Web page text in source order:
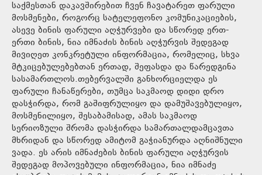
საქმესთან დაკავშირებით ჩვენ ჩავატარეთ ფარული
მოსმენები, როგორც სატელეფონო კომუნიკაციების,
ასევე ბინის ფარული აღჭურვები და სწორედ ერთ-
ერთი ბინის, ნია იმნაძის ბინის აღჭურვის შედეგად
მივიღეთ კონკრეტული ინფორმაცია, რომელიც, სხვა
მტკიცებულებებთან ერთად, შეფასდა და წარედგინა
სასამართლოს.თებერვალში განხორციელდა ეს
ფარული ჩანაწერები, თუმცა საკმაოდ დიდი დრო
დასჭირდა, რომ გაშიფრულიყო და დამუშავებულიყო,
მოსმენილიყო, შესაბამისად, ამას საკმაოდ
სერიოზული შრომა დასჭირდა სამართალდამცავთა
მხრიდან და სწორედ ამიტომ გაჭიანურდა აღნიშნული
ვადა. ეს არის იმნაძების ბინის ფარული აღჭურვის
შედეგად მოპოვებული ინფორმაცია, ნია იმნაძე